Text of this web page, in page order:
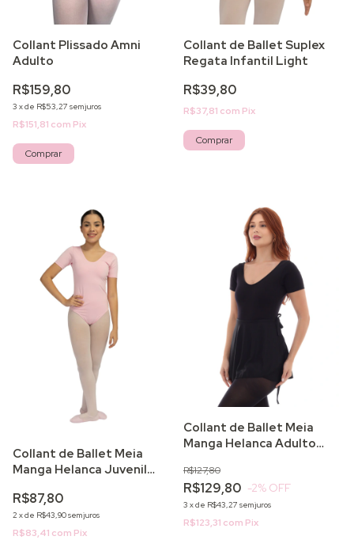
Collant Plissado Amni
Adulto
R$159,80
3 xde R$53,27 sem juros
R$151,81 com Pix
Comprar
Collant de Ballet Suplex
Regata Infantil Light
R$39,80
R$37,81 com Pix
Comprar
Collant de Ballet Meia
Manga Helanca Juvenil
R$87,80
2 xde R$43,90sem juros
R$83,41 com Pix
Collant de Ballet Meia
Manga Helanca Adulto
R$129,80
R$127,80
-2% OFF
3 xde R$43,27 sem juros
R$123,31 com Pix